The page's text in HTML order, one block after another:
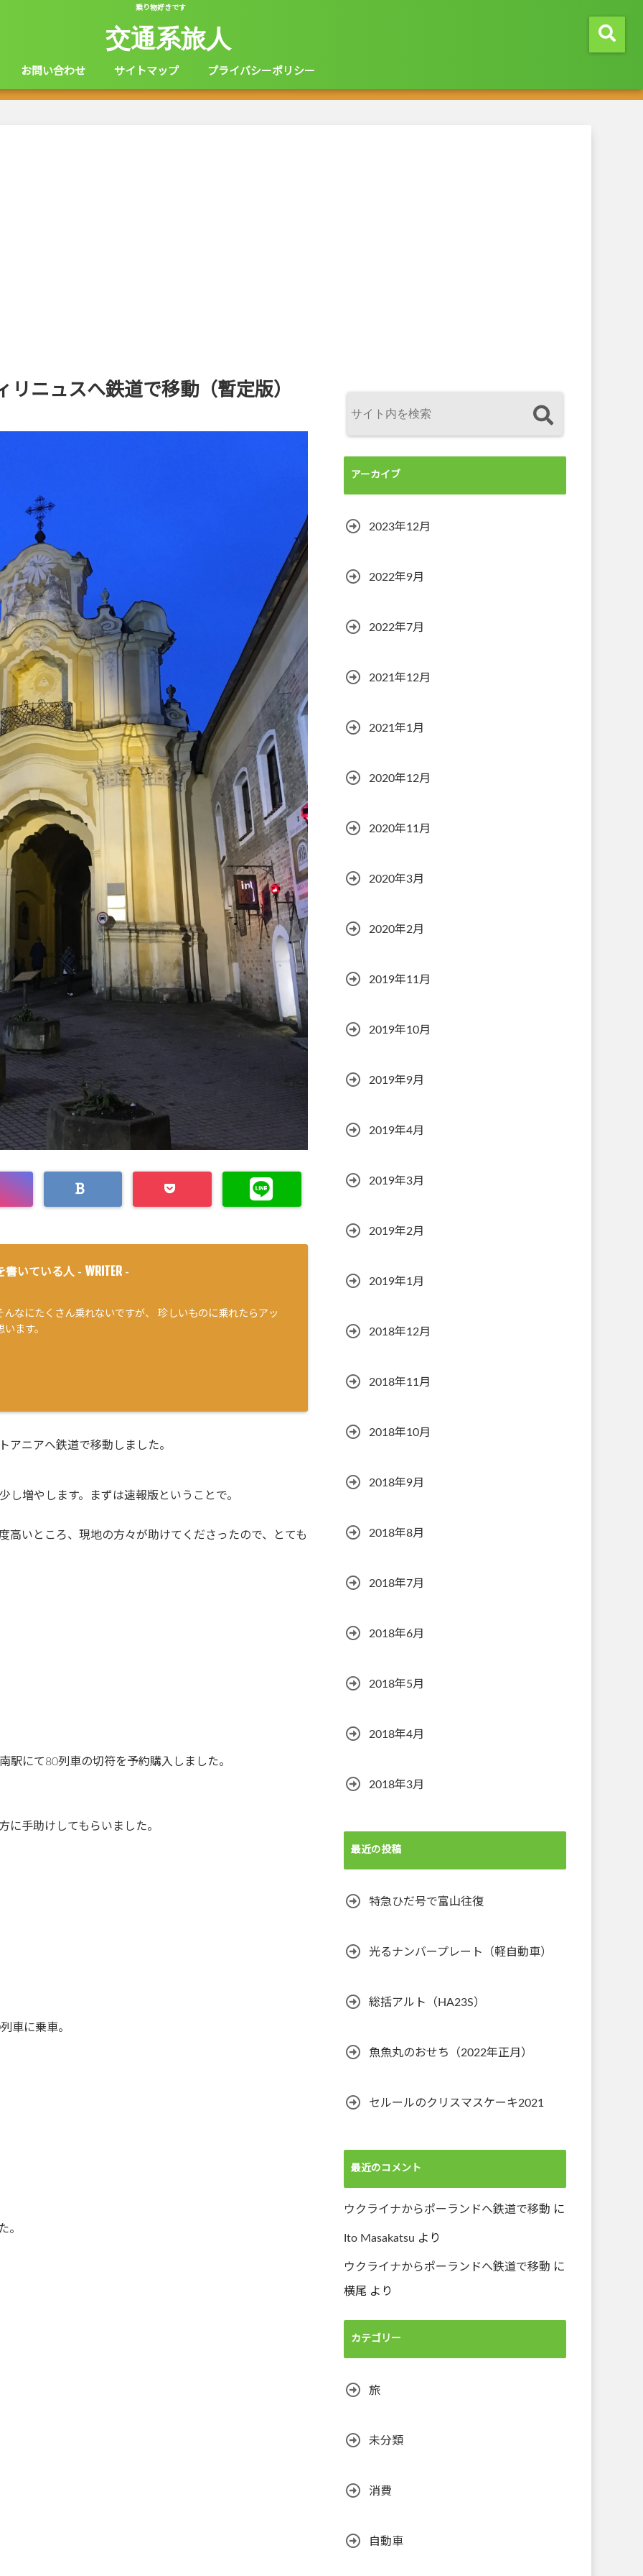
乗り物好きです
交通系旅人
お問い合わせ サイトマップ プライバシーポリシー
ニュスへ鉄道で移動（暫定版）
書いている人 - WRITER -
んなにたくさん乗れないですが、 珍しいものに乗れたらアッ
ます。
アニアへ鉄道で移動しました。
増やします。まずは速報版ということで。
高いところ、現地の方々が助けてくださったので、とても
駅にて80列車の切符を予約購入しました。
に手助けしてもらいました。
車に乗車。
。
アーカイブ
2023年12月
2022年9月
2022年7月
2021年12月
2021年1月
2020年12月
2020年11月
2020年3月
2020年2月
2019年11月
2019年10月
2019年9月
2019年4月
2019年3月
2019年2月
2019年1月
2018年12月
2018年11月
2018年10月
2018年9月
2018年8月
2018年7月
2018年6月
2018年5月
2018年4月
2018年3月
最近の投稿
特急ひだ号で富山往復
光るナンバープレート（軽自動車）
総括アルト（HA23S）
魚魚丸のおせち（2022年正月）
セルールのクリスマスケーキ2021
最近のコメント
ウクライナからポーランドへ鉄道で移動 に
Ito Masakatsu より
ウクライナからポーランドへ鉄道で移動 に
横尾 より
カテゴリー
旅
未分類
消費
自動車